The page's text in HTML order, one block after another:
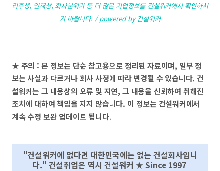
리후생, 인재상, 회사분위기 등 더 많은 기업정보를 건설워커에서 확인하시
기 바랍니다. / powered by 건설워커
★ 주의 : 본 정보는 단순 참고용으로 정리된 자료이며, 일부 정
보는 사실과 다르거나 회사 사정에 따라 변경될 수 있습니다. 건
설워커는 그 내용상의 오류 및 지연, 그 내용을 신뢰하여 취해진
조치에 대하여 책임을 지지 않습니다. 이 정보는 건설워커에서
계속 수정 보완 업데이트 됩니다.
"건설워커에 없다면 대한민국에는 없는 건설회사입니
다." 건설취업은 역시 건설워커 ★ Since 1997